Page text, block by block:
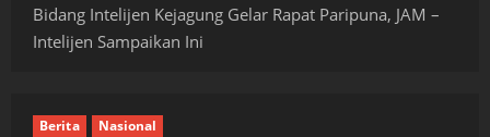
Bidang Intelijen Kejagung Gelar Rapat Paripuna, JAM –
Intelijen Sampaikan Ini
Berita Nasional